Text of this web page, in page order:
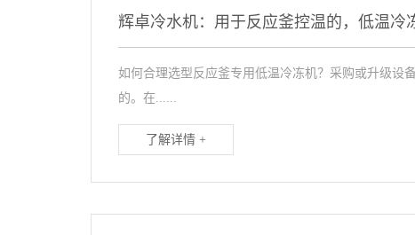
辉卓冷水机：用于反应釜控温的，低温冷
如何合理选型反应釜专用低温冷冻机？采购或升级设
的。在......
了解详情 +